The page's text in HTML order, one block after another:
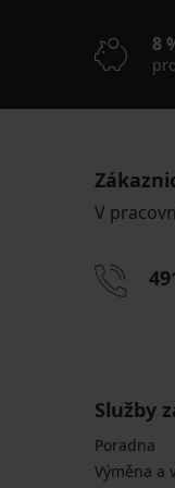
8
V
Služby
Poradna
Výměna a